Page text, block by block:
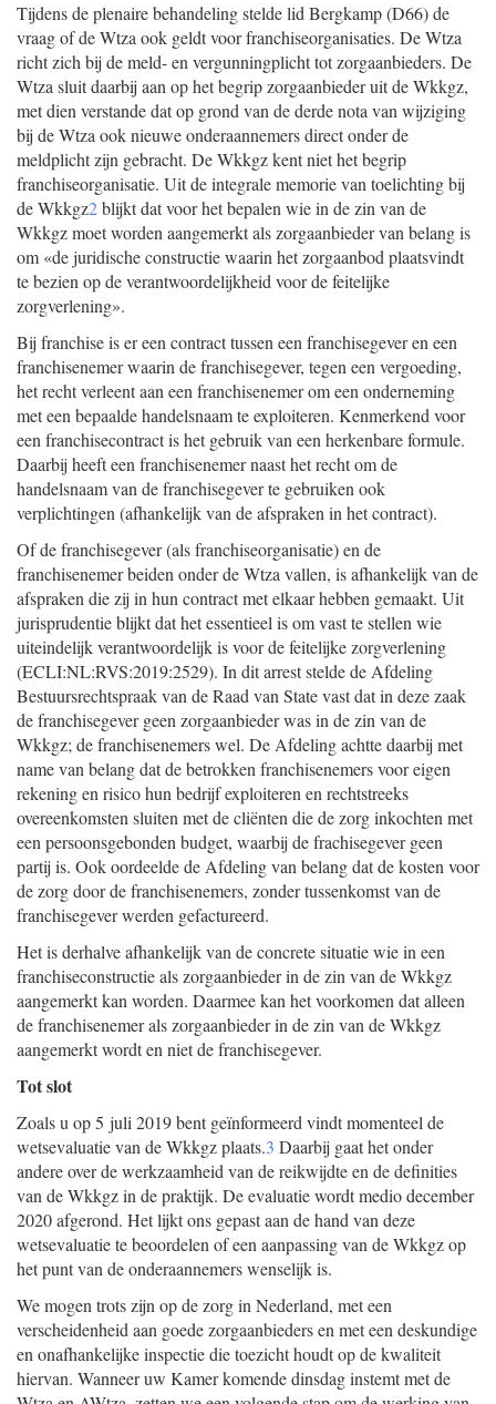
Tijdens de plenaire behandeling stelde lid Bergkamp (D66) de
vraag of de Wtza ook geldt voor franchiseorganisaties. De Wtza
richt zich bij de meld- en vergunningplicht tot zorgaanbieders. De
Wtza sluit daarbij aan op het begrip zorgaanbieder uit de Wkkgz,
met dien verstande dat op grond van de derde nota van wijziging
bij de Wtza ook nieuwe onderaannemers direct onder de
meldplicht zijn gebracht. De Wkkgz kent niet het begrip
franchiseorganisatie. Uit de integrale memorie van toelichting bij
de Wkkgz2blijkt dat voor het bepalen wie in de zin van de
Wkkgz moet worden aangemerkt als zorgaanbieder van belang is
om «de juridische constructie waarin het zorgaanbod plaatsvindt
te bezien op de verantwoordelijkheid voor de feitelijke
zorgverlening».
Bij franchise is er een contract tussen een franchisegever en een
franchisenemer waarin de franchisegever, tegen een vergoeding,
het recht verleent aan een franchisenemer om een onderneming
met een bepaalde handelsnaam te exploiteren. Kenmerkend voor
een franchisecontract is het gebruik van een herkenbare formule.
Daarbij heeft een franchisenemer naast het recht om de
handelsnaam van de franchisegever te gebruiken ook
verplichtingen (afhankelijk van de afspraken in het contract).
Of de franchisegever (als franchiseorganisatie) en de
franchisenemer beiden onder de Wtza vallen, is afhankelijk van de
afspraken die zij in hun contract met elkaar hebben gemaakt. Uit
jurisprudentie blijkt dat het essentieel is om vast te stellen wie
uiteindelijk verantwoordelijk is voor de feitelijke zorgverlening
(ECLI:NL:RVS:2019:2529). In dit arrest stelde de Afdeling
Bestuursrechtspraak van de Raad van State vast dat in deze zaak
de franchisegever geen zorgaanbieder was in de zin van de
Wkkgz; de franchisenemers wel. De Afdeling achtte daarbij met
name van belang dat de betrokken franchisenemers voor eigen
rekening en risico hun bedrijf exploiteren en rechtstreeks
overeenkomsten sluiten met de cliënten die de zorg inkochten met
een persoonsgebonden budget, waarbij de frachisegever geen
partij is. Ook oordeelde de Afdeling van belang dat de kosten voor
de zorg door de franchisenemers, zonder tussenkomst van de
franchisegever werden gefactureerd.
Het is derhalve afhankelijk van de concrete situatie wie in een
franchiseconstructie als zorgaanbieder in de zin van de Wkkgz
aangemerkt kan worden. Daarmee kan het voorkomen dat alleen
de franchisenemer als zorgaanbieder in de zin van de Wkkgz
aangemerkt wordt en niet de franchisegever.
Tot slot
Zoals u op 5 juli 2019 bent geïnformeerd vindt momenteel de
wetsevaluatie van de Wkkgz plaats.3 Daarbij gaat het onder
andere over de werkzaamheid van de reikwijdte en de definities
van de Wkkgz in de praktijk. De evaluatie wordt medio december
2020 afgerond. Het lijkt ons gepast aan de hand van deze
wetsevaluatie te beoordelen of een aanpassing van de Wkkgz op
het punt van de onderaannemers wenselijk is.
We mogen trots zijn op de zorg in Nederland, met een
verscheidenheid aan goede zorgaanbieders en met een deskundige
en onafhankelijke inspectie die toezicht houdt op de kwaliteit
hiervan. Wanneer uw Kamer komende dinsdag instemt met de